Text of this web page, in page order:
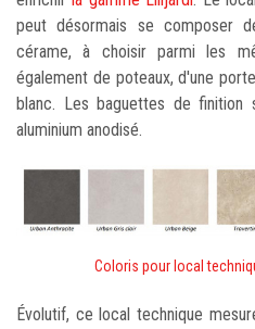
peut désormais se composer
cérame, à choisir parmi les
également de poteaux, d'une
blanc. Les baguettes de finition
aluminium anodisé.
Coloris pour local
Évolutif, ce local technique